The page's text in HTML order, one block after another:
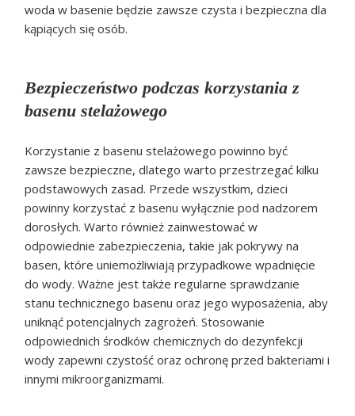
woda w basenie będzie zawsze czysta i bezpieczna dla
kąpiących się osób.
Bezpieczeństwo podczas korzystania z
basenu stelażowego
Korzystanie z basenu stelażowego powinno być
zawsze bezpieczne, dlatego warto przestrzegać kilku
podstawowych zasad. Przede wszystkim, dzieci
powinny korzystać z basenu wyłącznie pod nadzorem
dorosłych. Warto również zainwestować w
odpowiednie zabezpieczenia, takie jak pokrywy na
basen, które uniemożliwiają przypadkowe wpadnięcie
do wody. Ważne jest także regularne sprawdzanie
stanu technicznego basenu oraz jego wyposażenia, aby
uniknąć potencjalnych zagrożeń. Stosowanie
odpowiednich środków chemicznych do dezynfekcji
wody zapewni czystość oraz ochronę przed bakteriami i
innymi mikroorganizmami.